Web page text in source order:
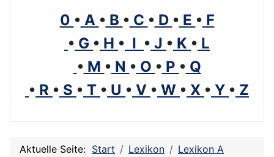
0 • A • B • C • D • E • F
• G • H • I • J • K • L
• M • N • O • P • Q
• R • S • T • U • V • W • X • Y • Z
Aktuelle Seite: Start Lexikon
Lexikon A